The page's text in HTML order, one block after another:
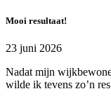
Mooi resultaat!
23 juni 2026
Nadat mijn
wilde ik tevens zo’n